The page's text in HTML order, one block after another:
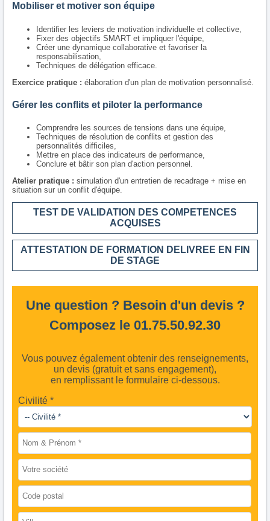
Mobiliser et motiver son équipe
Identifier les leviers de motivation individuelle et collective,
Fixer des objectifs SMART et impliquer l'équipe,
Créer une dynamique collaborative et favoriser la
responsabilisation,
Techniques de délégation efficace.
Exercice pratique : élaboration d'un plan de motivation personnalisé.
Gérer les conflits et piloter la performance
Comprendre les sources de tensions dans une équipe,
Techniques de résolution de conflits et gestion des
personnalités difficiles,
Mettre en place des indicateurs de performance,
Conclure et bâtir son plan d'action personnel.
Atelier pratique : simulation d'un entretien de recadrage + mise en
situation sur un conflit d'équipe.
TEST DE VALIDATION DES COMPETENCES
ACQUISES
ATTESTATION DE FORMATION DELIVREE EN FIN
DE STAGE
Une question ? Besoin d'un devis ?
Composez le 01.75.50.92.30
Vous pouvez également obtenir des renseignements,
un devis (gratuit et sans engagement),
en remplissant le formulaire ci-dessous.
Civilité *